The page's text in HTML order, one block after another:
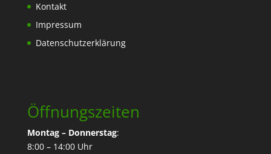
Kontakt
Impressum
Datenschutzerklärung
Öffnungszeiten
Montag – Donnerstag:
8:00 – 14:00 Uhr